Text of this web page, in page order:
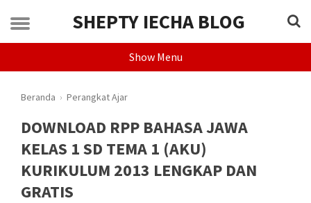
SHEPTY IECHA BLOG
Show Menu
Beranda › Perangkat Ajar
DOWNLOAD RPP BAHASA JAWA
KELAS 1 SD TEMA 1 (AKU)
KURIKULUM 2013 LENGKAP DAN
GRATIS